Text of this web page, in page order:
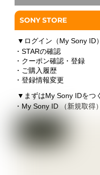
SONY STORE
▼ ログイン（My Sony ID）
・STARの確認
・クーポン確認・登録
・ご購入履歴
・登録情報変更
▼ まずはMy Sony IDをつ
・My Sony ID （新規取得）